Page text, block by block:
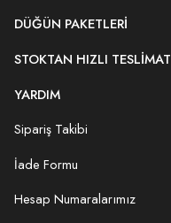
DÜĞÜN PAKETLERI
STOKTAN HIZLI TESLIMAT
YARDIM
Sipariş Takibi
İade Formu
Hesap Numaralarımız